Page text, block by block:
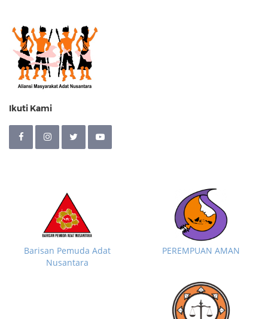
Ikuti Kami
Barisan Pemuda Adat
Nusantara
PEREMPUAN AMAN